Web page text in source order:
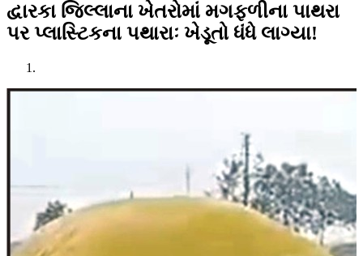
દ્વારકા જિલ્લાના ખેતરોમાં મગફળીના પાથરા
પર પ્લાસ્ટિકના પથારાઃ ખેડૂતો ધંધે લાગ્યા!